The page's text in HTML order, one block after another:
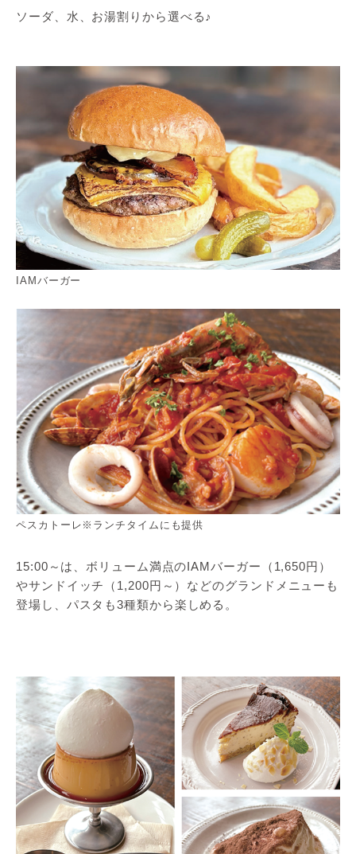
ソーダ、水、お湯割りから選べる♪
IAMバーガー
ペスカトーレ※ランチタイムにも提供
15:00～は、ボリューム満点のIAMバーガー（1,650円）
やサンドイッチ（1,200円～）などのグランドメニューも
登場し、パスタも3種類から楽しめる。